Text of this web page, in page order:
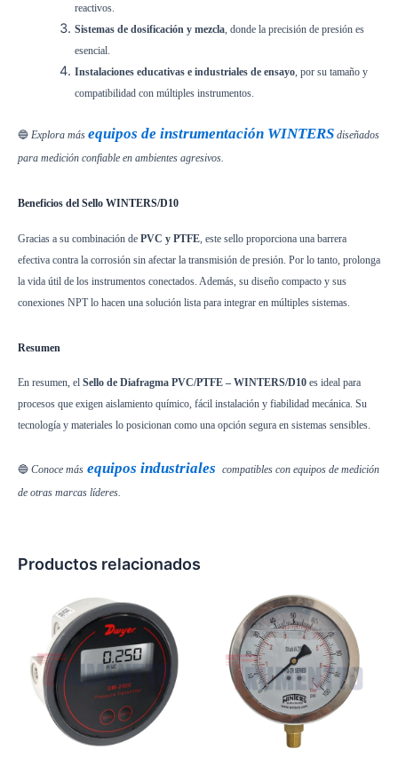
reactivos.
Sistemas de dosificación y mezcla, donde la precisión de presión es
esencial.
Instalaciones educativas e industriales de ensayo, por su tamaño y
compatibilidad con múltiples instrumentos.
🔵 Explora más equipos de instrumentación WINTERS diseñados
para medición confiable en ambientes agresivos.
Beneficios del Sello WINTERS/D10
Gracias a su combinación de PVC y PTFE, este sello proporciona una barrera
efectiva contra la corrosión sin afectar la transmisión de presión. Por lo tanto, prolonga
la vida útil de los instrumentos conectados. Además, su diseño compacto y sus
conexiones NPT lo hacen una solución lista para integrar en múltiples sistemas.
Resumen
En resumen, el Sello de Diafragma PVC/PTFE – WINTERS/D10 es ideal para
procesos que exigen aislamiento químico, fácil instalación y fiabilidad mecánica. Su
tecnología y materiales lo posicionan como una opción segura en sistemas sensibles.
🔵 Conoce más equipos industriales compatibles con equipos de medición
de otras marcas líderes.
Productos relacionados